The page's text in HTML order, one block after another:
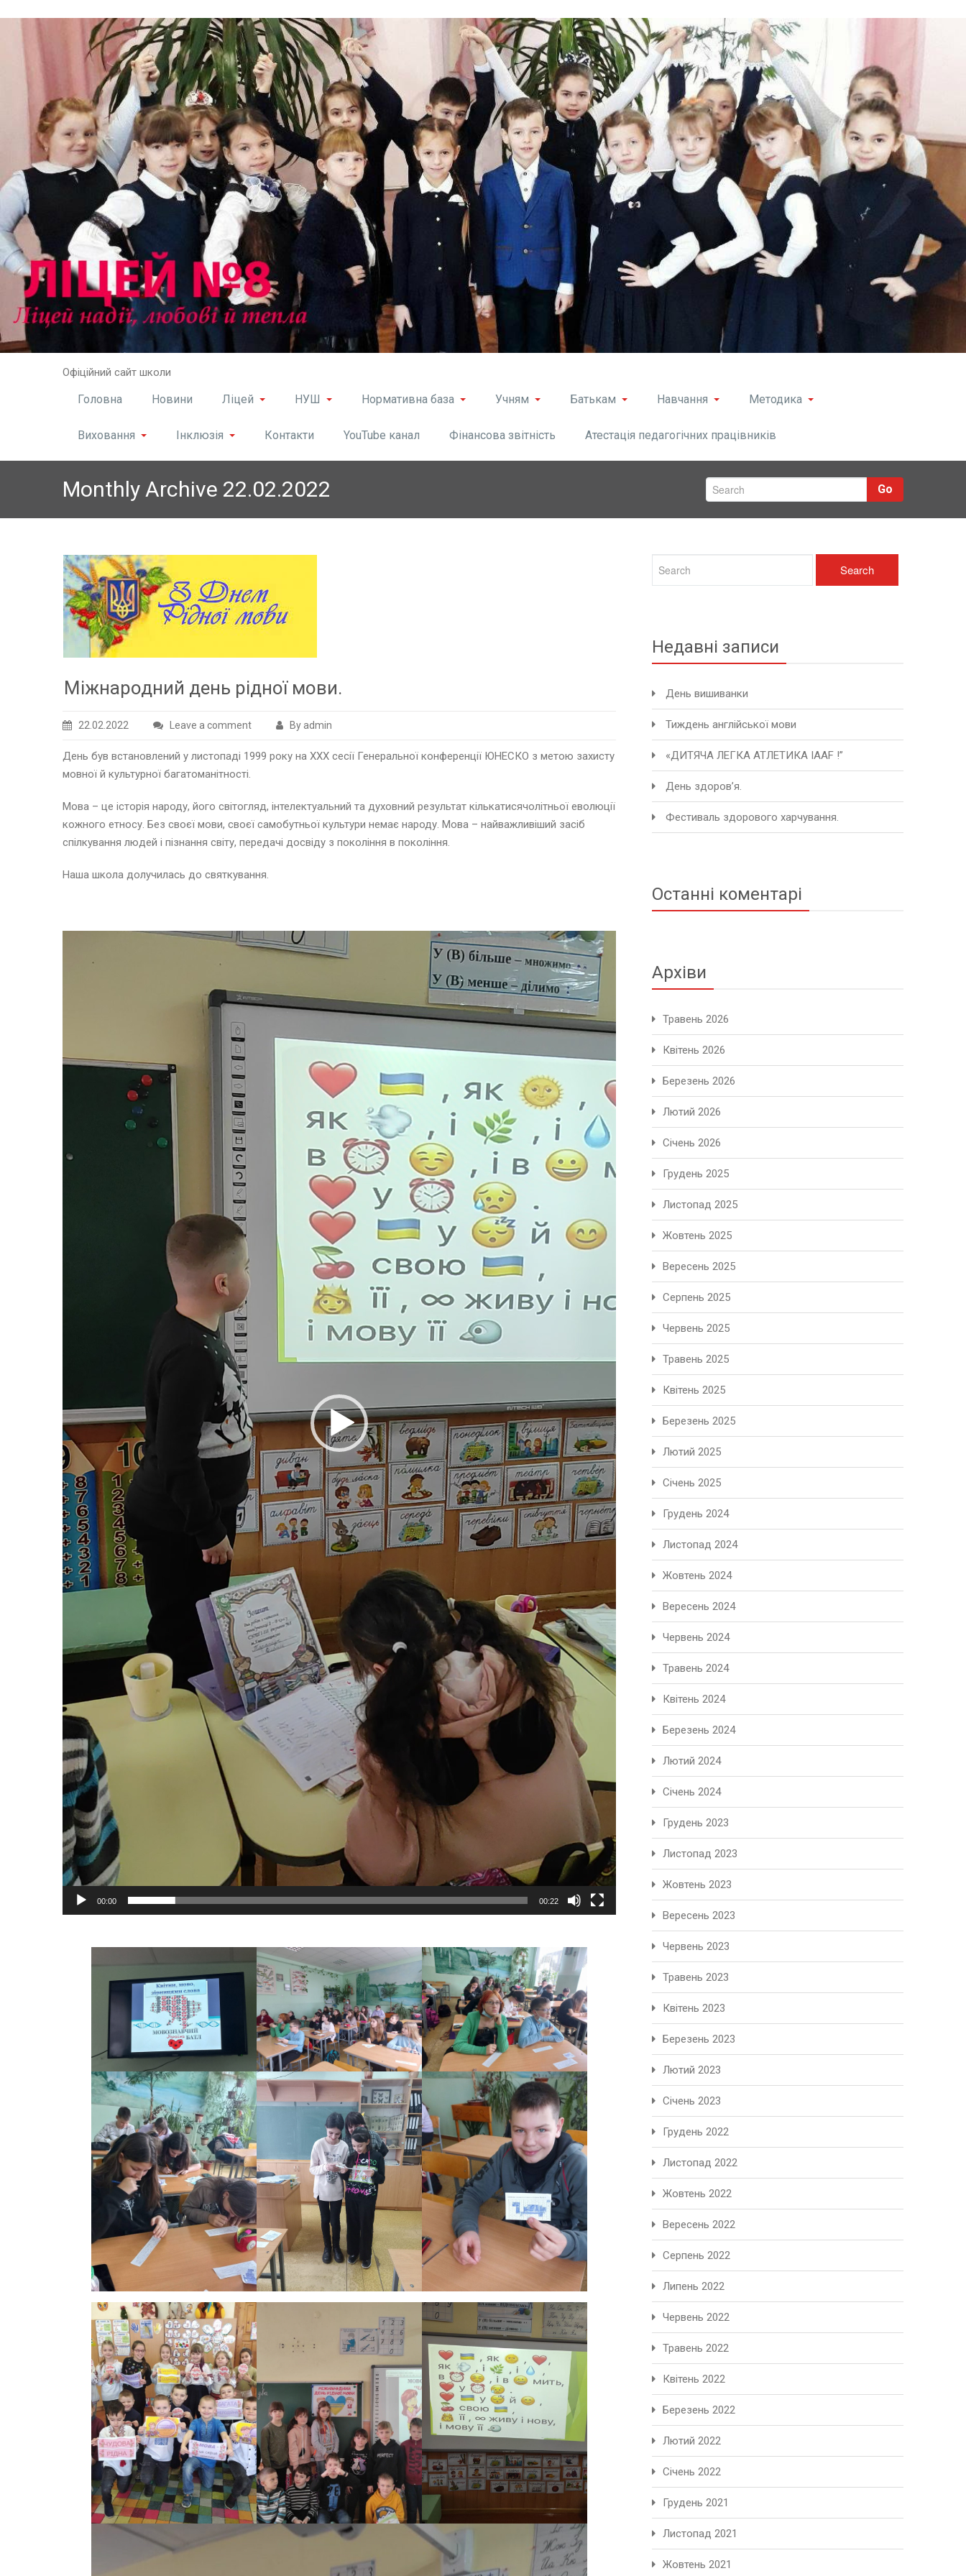
Офіційний сайт школи
Головна Новини Ліцей НУШ Нормативна база Учням Батькам Навчання Методика
Виховання Інклюзія Контакти YouTube канал Фінансова звітність Атестація педагогічних працівників
Monthly Archive 22.02.2022 Go
Міжнародний день рідної мови.
22.02.2022 Leave a comment By admin
День був встановлений у листопаді 1999 року на XXX сесії Генеральної конференції ЮНЕСКО з метою захисту
мовної й культурної багатоманітності.
Мова – це історія народу, його світогляд, інтелектуальний та духовний результат кількатисячолітньої еволюції
кожного етносу. Без своєї мови, своєї самобутньої культури немає народу. Мова – найважливіший засіб
спілкування людей і пізнання світу, передачі досвіду з покоління в покоління.
Наша школа долучилась до святкування.
00:00 00:22
Недавні записи
День вишиванки
Тиждень англійської мови
«ДИТЯЧА ЛЕГКА АТЛЕТИКА IAAF !”
День здоров’я.
Фестиваль здорового харчування.
Останні коментарі
Архіви
Травень 2026
Квітень 2026
Березень 2026
Лютий 2026
Січень 2026
Грудень 2025
Листопад 2025
Жовтень 2025
Вересень 2025
Серпень 2025
Червень 2025
Травень 2025
Квітень 2025
Березень 2025
Лютий 2025
Січень 2025
Грудень 2024
Листопад 2024
Жовтень 2024
Вересень 2024
Червень 2024
Травень 2024
Квітень 2024
Березень 2024
Лютий 2024
Січень 2024
Грудень 2023
Листопад 2023
Жовтень 2023
Вересень 2023
Червень 2023
Травень 2023
Квітень 2023
Березень 2023
Лютий 2023
Січень 2023
Грудень 2022
Листопад 2022
Жовтень 2022
Вересень 2022
Серпень 2022
Липень 2022
Червень 2022
Травень 2022
Квітень 2022
Березень 2022
Лютий 2022
Січень 2022
Грудень 2021
Листопад 2021
Жовтень 2021